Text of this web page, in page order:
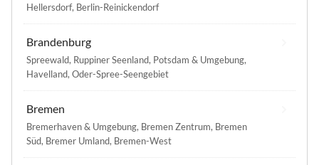
Hellersdorf, Berlin-Reinickendorf
Brandenburg
Spreewald, Ruppiner Seenland, Potsdam & Umgebung,
Havelland, Oder-Spree-Seengebiet
Bremen
Bremerhaven & Umgebung, Bremen Zentrum, Bremen
Süd, Bremer Umland, Bremen-West